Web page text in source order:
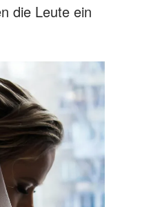
die Leute ein